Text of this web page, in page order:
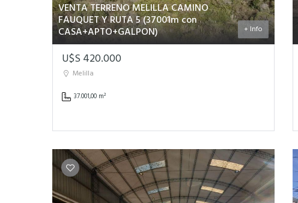
VENTA TERRENO MELILLA CAMINO
FAUQUET Y RUTA 5 (37001m con
CASA+APTO+GALPON) + Info
U$S 420.000
Melilla
37.001,00 m²